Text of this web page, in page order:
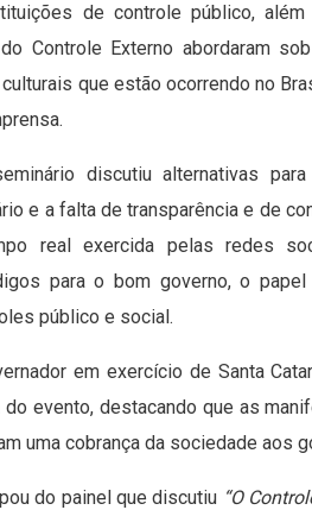
de controle público,
Controle Externo abordaram
que estão ocorrendo no
discutiu alternativas
e a falta de transparência e de
real exercida pelas redes
para o bom governo, o
público e social.
em exercício de Santa
evento, destacando que as
uma cobrança da sociedade aos
do painel que discutiu “O